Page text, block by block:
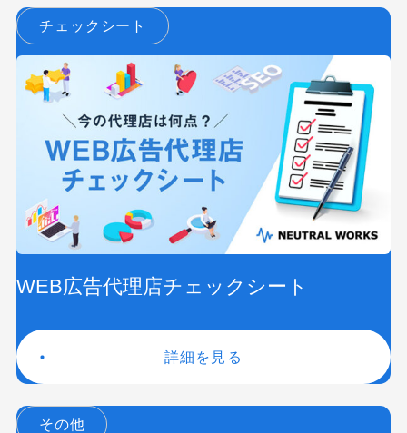
チェックシート
WEB広告代理店チェックシート
詳細を見る
その他